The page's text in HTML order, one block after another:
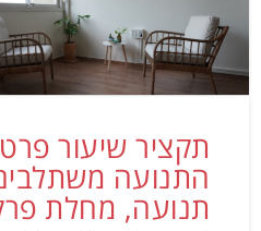
תקציר שיעור
התנועה
תנועה, מחלת